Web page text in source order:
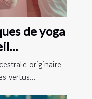
de yoga
originaire
vertus...